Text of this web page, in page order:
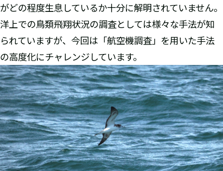
がどの程度生息しているか十分に解明されていません。
洋上での鳥類飛翔状況の調査としては様々な手法が知
られていますが、今回は「航空機調査」を用いた手法
の高度化にチャレンジしています。